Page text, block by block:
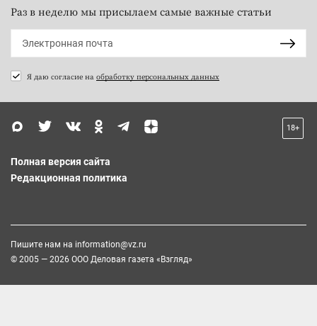
Раз в неделю мы присылаем самые важные статьи
Я даю согласие на обработку персональных данных
18+
Полная версия сайта
Редакционная политика
Пишите нам на information@vz.ru
© 2005 — 2026 ООО Деловая газета «Взгляд»